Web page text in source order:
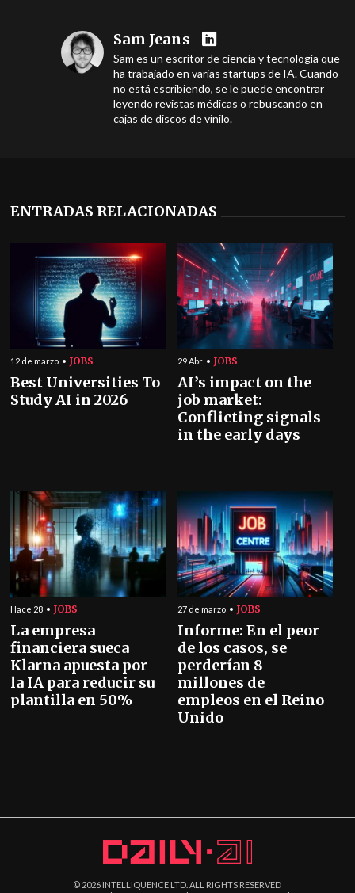
Sam Jeans
Sam es un escritor de ciencia y tecnología que
ha trabajado en varias startups de IA. Cuando
no está escribiendo, se le puede encontrar
leyendo revistas médicas o rebuscando en
cajas de discos de vinilo.
ENTRADAS RELACIONADAS
12 de marzo JOBS
Best Universities To
Study AI in 2026
29 Abr JOBS
AI’s impact on the
job market:
Conflicting signals
in the early days
Hace 28 JOBS
La empresa
financiera sueca
Klarna apuesta por
la IA para reducir su
plantilla en 50%
27 de marzo JOBS
Informe: En el peor
de los casos, se
perderían 8
millones de
empleos en el Reino
Unido
© 2026 INTELLIQUENCE LTD. ALL RIGHTS RESERVED